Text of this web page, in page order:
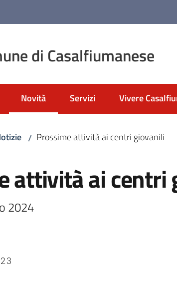
di Casalfiumanese
Novità
Menu selezionato
Servizi Vivere
/ Prossime attività ai centri giovanili
attività ai centri
2024